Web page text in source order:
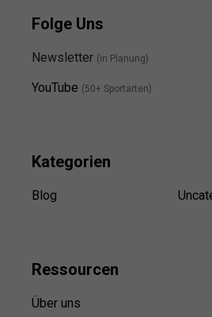
Folge Uns
Newsletter (in Planung)
YouTube (50+ Sportarten)
Kategorien
Blog
Ressourcen
Über uns